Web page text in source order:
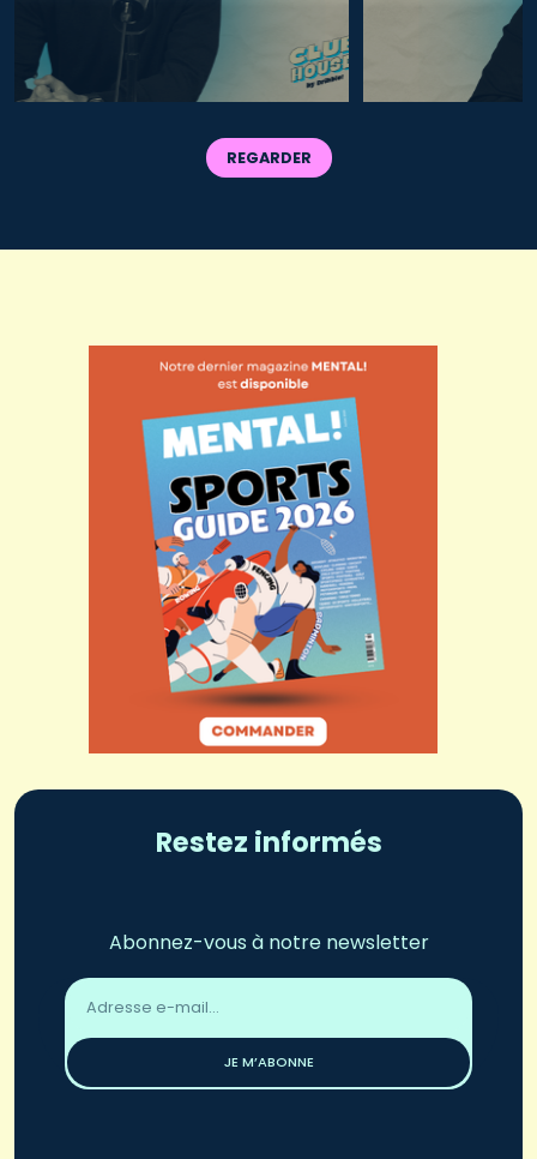
REGARDER
Restez informés
Abonnez-vous à notre newsletter
Adresse
email
JE M’ABONNE